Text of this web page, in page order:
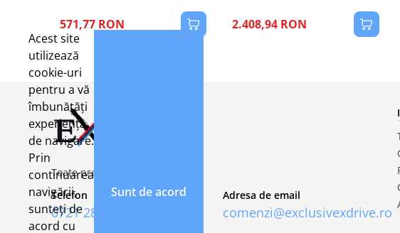
571,77 RON 2.408,94 RON
Toate preturile includ TVA 21%
Telefon
0721 282 092
Adresa de email
comenzi@exclusivexdrive.ro
Acest site
utilizează
cookie-uri
pentru a vă
îmbunătăți
experiența
de navigare.
Prin
continuarea
navigării,
sunteți de
acord cu
Sunt de acord